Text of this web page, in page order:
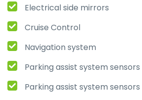
Electrical side mirrors
Cruise Control
Navigation system
Parking assist system
Parking assist system